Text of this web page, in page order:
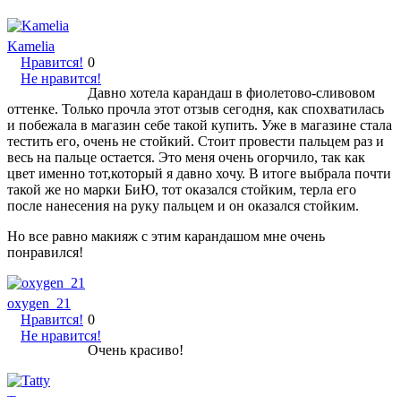
Kamelia
Нравится!
Не нравится!
0
Давно хотела карандаш в фиолетово-сливовом
оттенке. Только прочла этот отзыв сегодня, как спохватилась
и побежала в магазин себе такой купить. Уже в магазине стала
тестить его, очень не стойкий. Стоит провести пальцем раз и
весь на пальце остается. Это меня очень огорчило, так как
цвет именно тот,который я давно хочу. В итоге выбрала почти
такой же но марки БиЮ, тот оказался стойким, терла его
после нанесения на руку пальцем и он оказался стойким.
Но все равно макияж с этим карандашом мне очень
понравился!
oxygen_21
Нравится!
Не нравится!
0
Очень красиво!